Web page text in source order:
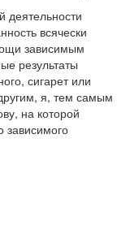
деятельности
всячески
зависимым
результаты
сигарет или
я, тем самым
на которой
зависимого